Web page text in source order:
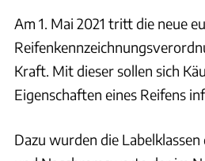
Am 1. Mai 2021 tritt die neue
Kraft. Mit dieser sollen sich
Eigenschaften eines Reifens
Dazu wurden die